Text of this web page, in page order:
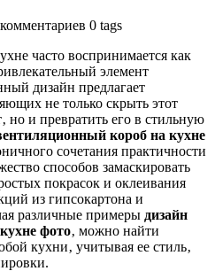
0 tags
часто воспринимается как
элемент
дизайн предлагает
не только скрыть этот
и превратить его в стильную
короб на кухне
сочетания практичности
способов замаскировать
покрасок и оклеивания
из гипсокартона и
различные примеры дизайн
фото‚ можно найти
кухни‚ учитывая ее стиль‚